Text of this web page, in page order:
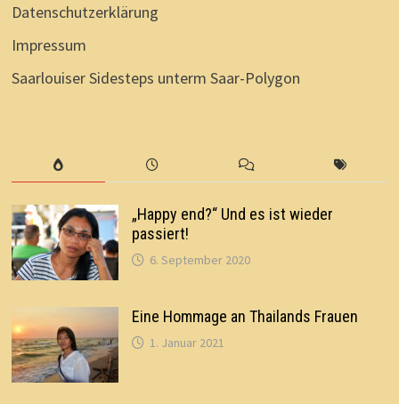
Datenschutzerklärung
Impressum
Saarlouiser Sidesteps unterm Saar-Polygon
„Happy end?“ Und es ist wieder
passiert!
6. September 2020
Eine Hommage an Thailands Frauen
1. Januar 2021